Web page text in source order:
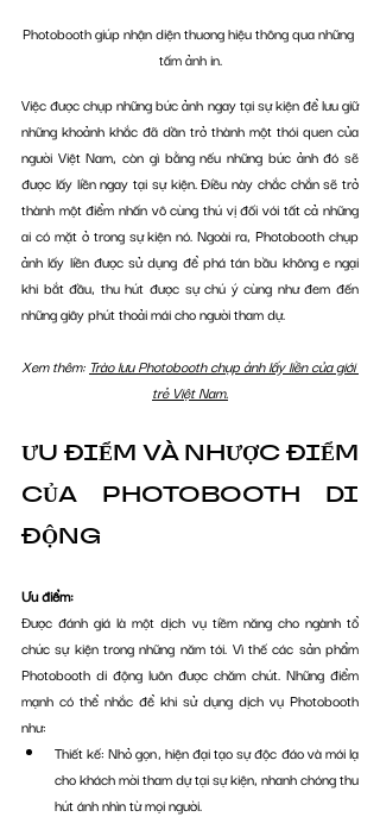
Photobooth giúp nhận diện thuơng hiệu thông qua những
tấm ảnh in.
Việc được chụp những bức ảnh ngay tại sự kiện để lưu giữ
những khoảnh khắc đã dần trở thành một thói quen của
người Việt Nam, còn gì bằng nếu những bức ảnh đó sẽ
được lấy liền ngay tại sự kiện. Điều này chắc chắn sẽ trở
thành một điểm nhấn vô cùng thú vị đối với tất cả những
ai có mặt ở trong sự kiện nó. Ngoài ra, Photobooth chụp
ảnh lấy liền được sử dụng để phá tán bầu không e ngại
khi bắt đầu, thu hút được sự chú ý cùng như đem đến
những giây phút thoải mái cho người tham dự.
Xem thêm: Trào lưu Photobooth chụp ảnh lấy liền của giới
trẻ Việt Nam.
ƯU ĐIỂM VÀ NHƯỢC ĐIỂM
CỦA PHOTOBOOTH DI
ĐỘNG
Ưu điểm:
Được đánh giá là một dịch vụ tiềm năng cho ngành tổ
chức sự kiện trong những năm tới. Vì thế các sản phẩm
Photobooth di động luôn được chăm chút. Những điểm
mạnh có thể nhắc để khi sử dụng dịch vụ Photobooth
như:
Thiết kế: Nhỏ gọn, hiện đại tạo sự độc đáo và mới lạ
cho khách mời tham dự tại sự kiện, nhanh chóng thu
hút ánh nhìn từ mọi người.